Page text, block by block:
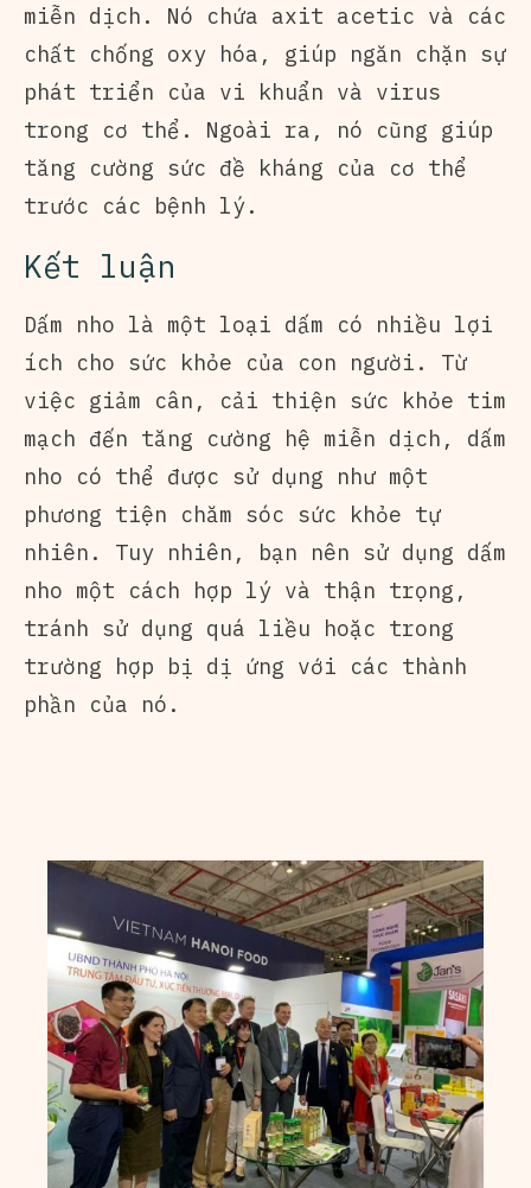
miễn dịch. Nó chứa axit acetic và các
chất chống oxy hóa, giúp ngăn chặn sự
phát triển của vi khuẩn và virus
trong cơ thể. Ngoài ra, nó cũng giúp
tăng cường sức đề kháng của cơ thể
trước các bệnh lý.
Kết luận
Dấm nho là một loại dấm có nhiều lợi
ích cho sức khỏe của con người. Từ
việc giảm cân, cải thiện sức khỏe tim
mạch đến tăng cường hệ miễn dịch, dấm
nho có thể được sử dụng như một
phương tiện chăm sóc sức khỏe tự
nhiên. Tuy nhiên, bạn nên sử dụng dấm
nho một cách hợp lý và thận trọng,
tránh sử dụng quá liều hoặc trong
trường hợp bị dị ứng với các thành
phần của nó.